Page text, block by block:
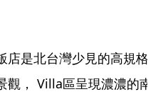
店是北台灣少見的高規格
， Villa區呈現濃濃的南